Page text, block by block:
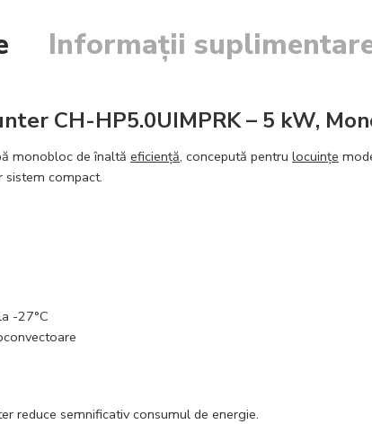
Informații
CH-HP5.0UIMPRK – 5 kW,
monobloc de înaltă eficiență, concepută pentru locuințe
sistem compact.
-27°C
reduce semnificativ consumul de energie.